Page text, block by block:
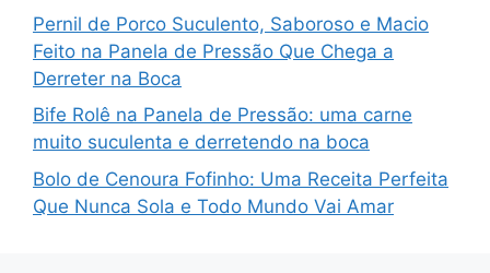
Pernil de Porco Suculento, Saboroso e Macio
Feito na Panela de Pressão Que Chega a
Derreter na Boca
Bife Rolê na Panela de Pressão: uma carne
muito suculenta e derretendo na boca
Bolo de Cenoura Fofinho: Uma Receita Perfeita
Que Nunca Sola e Todo Mundo Vai Amar